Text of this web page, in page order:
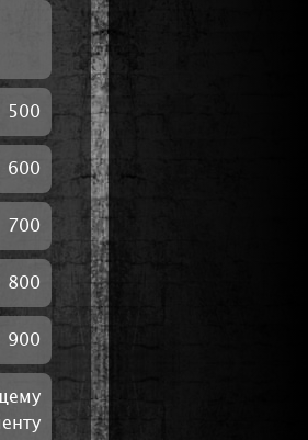
500
600
700
800
900